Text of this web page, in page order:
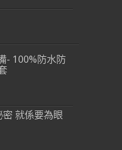
- 100%防水防
就係要為眼